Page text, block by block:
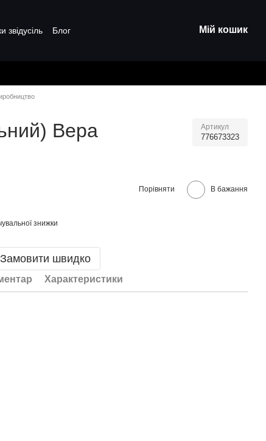
звідусіль
Блог
Мій кошик
Вера Артикул
776673323
Порівняти В бажання
знижки
Замовити швидко
Характеристики